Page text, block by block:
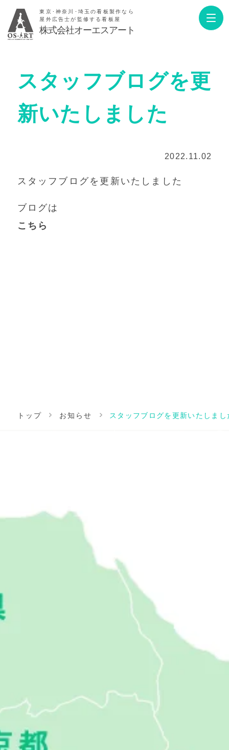
東京･神奈川･埼玉の看板製作なら
屋外広告士が監修する看板屋
株式会社オーエスアート
スタッフブログを更
新いたしました
2022.11.02
スタッフブログを更新いたしました
ブログは
こちら
トップ お知らせ スタッフブログを更新いたしまし